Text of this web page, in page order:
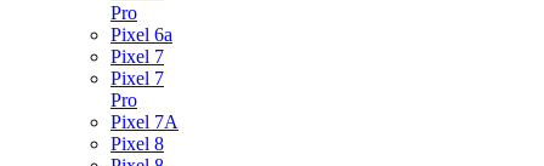
Pro
Pixel 6a
Pixel 7
Pixel 7
Pro
Pixel 7A
Pixel 8